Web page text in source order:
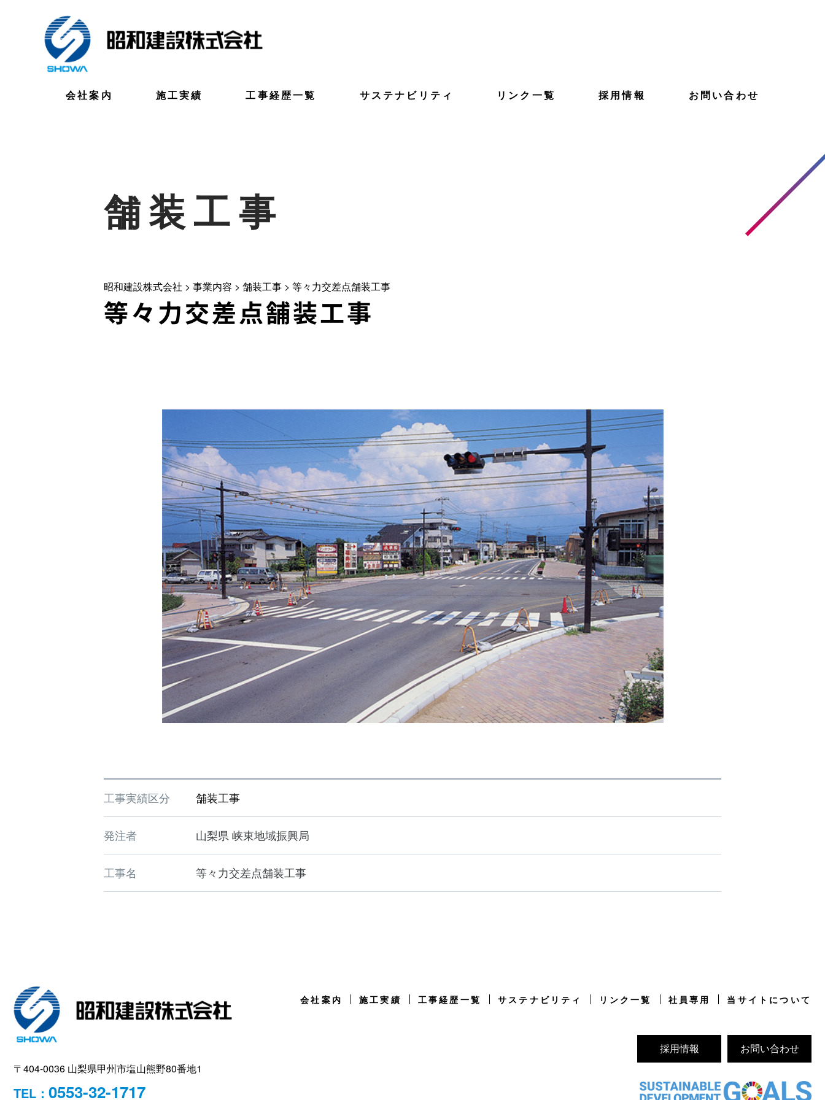
会社案内 施工実績 工事経歴一覧 サステナビリティ リンク一覧 採用情報 お問い合わせ
舗装工事
昭和建設株式会社 > 事業内容 > 舗装工事 > 等々力交差点舗装工事
等々力交差点舗装工事
工事実績区分 舗装工事
発注者 山梨県 峡東地域振興局
工事名 等々力交差点舗装工事
会社案内 施工実績 工事経歴一覧 サステナビリティ リンク一覧 社員専用 当サイトについて
採用情報
お問い合わせ
〒404-0036 山梨県甲州市塩山熊野80番地1
TEL： 0553-32-1717